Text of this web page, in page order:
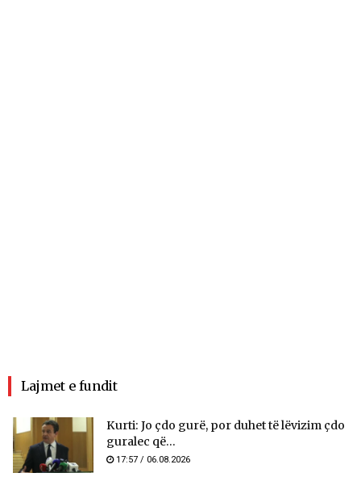
Lajmet e fundit
Kurti: Jo çdo gurë, por duhet të lëvizim çdo
guralec që...
17:57 / 06.08.2026